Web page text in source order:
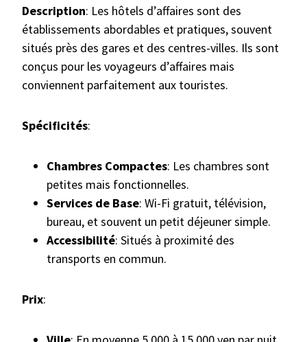
Description: Les hôtels d’affaires sont des
établissements abordables et pratiques, souvent
situés près des gares et des centres-villes. Ils sont
conçus pour les voyageurs d’affaires mais
conviennent parfaitement aux touristes.
Spécificités:
Chambres Compactes: Les chambres sont
petites mais fonctionnelles.
Services de Base: Wi-Fi gratuit, télévision,
bureau, et souvent un petit déjeuner simple.
Accessibilité: Situés à proximité des
transports en commun.
Prix: